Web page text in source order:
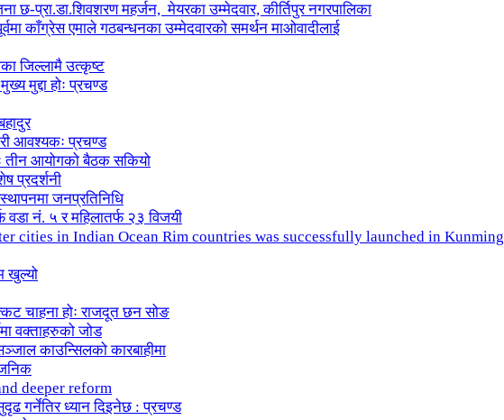
छ-प्रा.डा.शिवशरण महर्जन, मेयरका उम्मेदवार, कीर्तिपुर नगरपालिका
काँग्रेस एमाले गठबन्धनका उम्मेदवारको समर्थन माओवादीलाई
जिल्लामै उत्कृष्ट
मुद्दा होः प्रचण्ड
आवश्यकः प्रचण्ड
तीन आयोगको बैठक सकियो
प्रदर्शनी
जनप्रतिनिधि
नं. ५ र महिलातर्फ २३ विजयी
cities in Indian Ocean Rim countries was successfully launched in Kunming
खुल्यो
चाहना होः राजदूत छन सोङ
वक्ताहरुको जोड
काउन्सिलको कारबाहीमा
deeper reform
गर्नेतिर ध्यान दिइनेछ : प्रचण्ड